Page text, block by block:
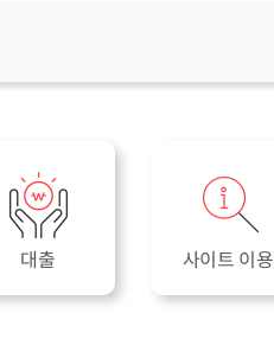
대출 사이트 이용